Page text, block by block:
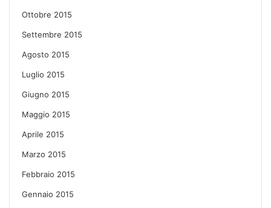
Ottobre 2015
Settembre 2015
Agosto 2015
Luglio 2015
Giugno 2015
Maggio 2015
Aprile 2015
Marzo 2015
Febbraio 2015
Gennaio 2015